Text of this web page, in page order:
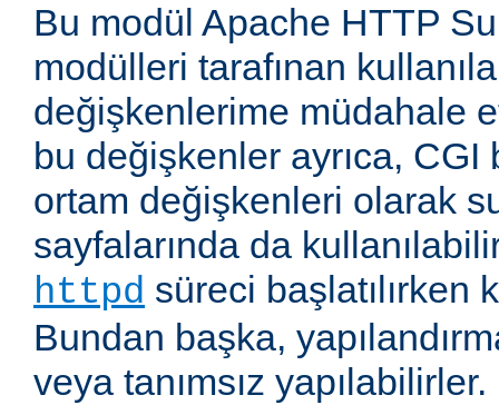
Bu modül Apache HTTP
modülleri tarafınan
değişkenlerime müdahale
bu değişkenler ayrıca,
ortam değişkenleri olarak
sayfalarında da
httpd süreci başlatılırken
Bundan başka,
veya tanımsız yapılabilirler.